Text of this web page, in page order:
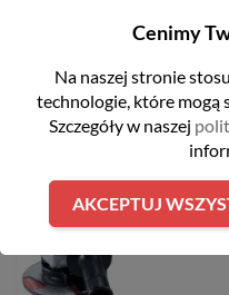
ZOBACZ
Cenimy
Na naszej stronie
technologie, które mogą
Szczegóły w naszej
AKCEPTUJ